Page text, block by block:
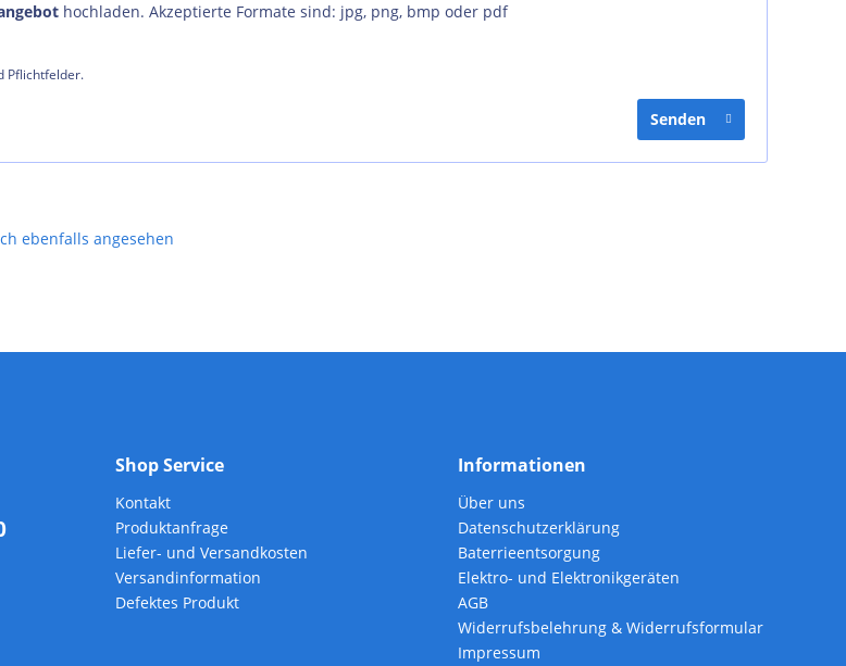
hochladen. Akzeptierte Formate sind: jpg, png, bmp oder pdf
Pflichtfelder.
Senden
ebenfalls angesehen
Shop Service
Kontakt
Produktanfrage
Liefer- und Versandkosten
Versandinformation
Defektes Produkt
Informationen
Über uns
Datenschutzerklärung
Baterrieentsorgung
Elektro- und Elektronikgeräten
AGB
Widerrufsbelehrung & Widerrufsformular
Impressum